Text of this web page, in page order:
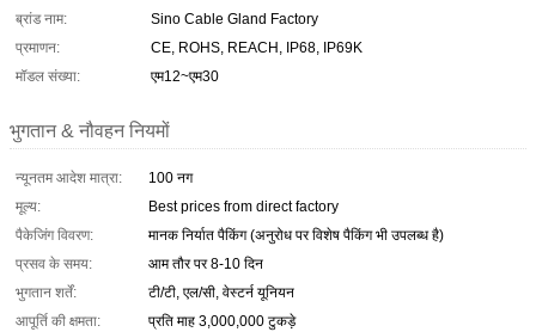
ब्रांड नाम:
Sino Cable Gland Factory
प्रमाणन:
CE, ROHS, REACH, IP68, IP69K
मॉडल संख्या:
एम12~एम30
भुगतान & नौवहन नियमों
न्यूनतम आदेश मात्रा:
100 नग
मूल्य:
Best prices from direct factory
पैकेजिंग विवरण:
मानक निर्यात पैकिंग (अनुरोध पर विशेष पैकिंग भी उपलब्ध है)
प्रसव के समय:
आम तौर पर 8-10 दिन
भुगतान शर्तें:
टी/टी, एल/सी, वेस्टर्न यूनियन
आपूर्ति की क्षमता:
प्रति माह 3,000,000 टुकड़े